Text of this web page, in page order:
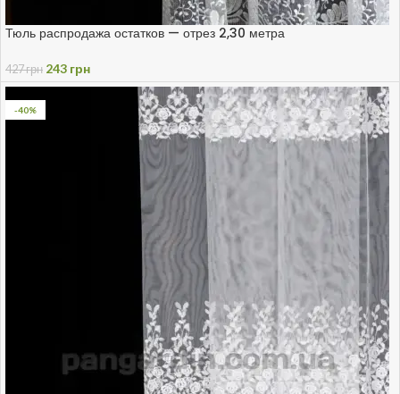
Тюль распродажа остатков — отрез 2,30 метра
427грн 243 грн
-40%